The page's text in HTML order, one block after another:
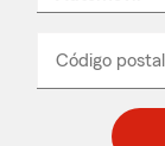
Código postal
_____